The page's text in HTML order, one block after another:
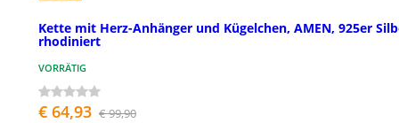
Kette mit Herz-Anhänger und Kügelchen, AMEN, 925er
rhodiniert
VORRÄTIG
€ 64,93 € 99,90